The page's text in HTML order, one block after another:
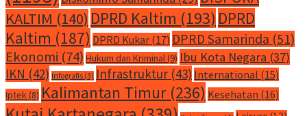
KALTIM (140) DPRD Kaltim (193) DPRD
Kaltim (187) DPRD Kukar (17) DPRD Samarinda (51)
Ekonomi (74) Hukum dan Kriminal(9) Ibu Kota Negara (37)
IKN (42) Infografis (3) Infrastruktur (43) International (15)
Iptek(8) Kalimantan Timur (236) Kesehatan (16)